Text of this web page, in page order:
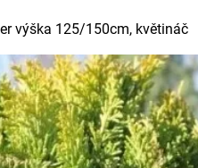
výška 125/150cm, květináč